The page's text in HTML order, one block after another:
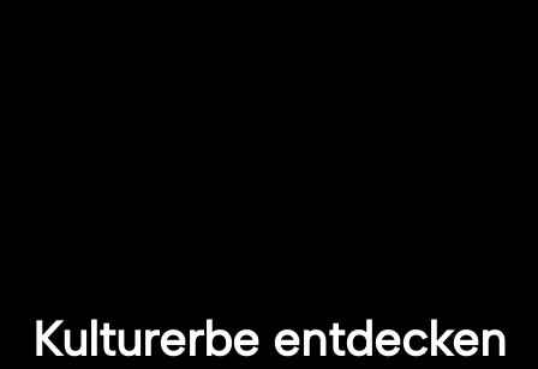
Kulturerbe entdecken